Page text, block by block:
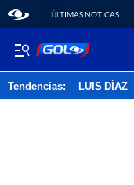
ÚLTIMAS NOTICAS
Tendencias: LUIS DÍAZ